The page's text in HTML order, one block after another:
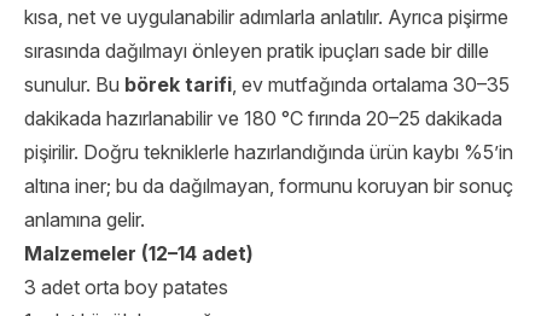
kısa, net ve uygulanabilir adımlarla anlatılır. Ayrıca pişirme
sırasında dağılmayı önleyen pratik ipuçları sade bir dille
sunulur. Bu börek tarifi, ev mutfağında ortalama 30–35
dakikada hazırlanabilir ve 180 °C fırında 20–25 dakikada
pişirilir. Doğru tekniklerle hazırlandığında ürün kaybı %5’in
altına iner; bu da dağılmayan, formunu koruyan bir sonuç
anlamına gelir.
Malzemeler (12–14 adet)
3 adet orta boy patates